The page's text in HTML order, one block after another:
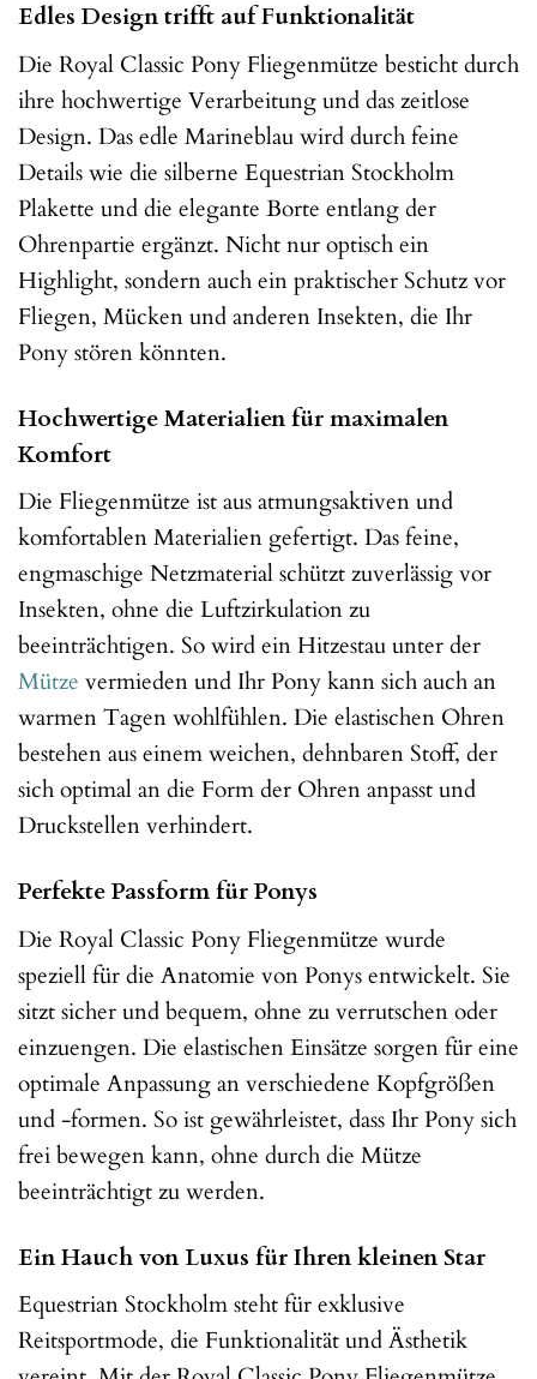
Edles Design trifft auf Funktionalität
Die Royal Classic Pony Fliegenmütze besticht durch
ihre hochwertige Verarbeitung und das zeitlose
Design. Das edle Marineblau wird durch feine
Details wie die silberne Equestrian Stockholm
Plakette und die elegante Borte entlang der
Ohrenpartie ergänzt. Nicht nur optisch ein
Highlight, sondern auch ein praktischer Schutz vor
Fliegen, Mücken und anderen Insekten, die Ihr
Pony stören könnten.
Hochwertige Materialien für maximalen
Komfort
Die Fliegenmütze ist aus atmungsaktiven und
komfortablen Materialien gefertigt. Das feine,
engmaschige Netzmaterial schützt zuverlässig vor
Insekten, ohne die Luftzirkulation zu
beeinträchtigen. So wird ein Hitzestau unter der
Mütze vermieden und Ihr Pony kann sich auch an
warmen Tagen wohlfühlen. Die elastischen Ohren
bestehen aus einem weichen, dehnbaren Stoff, der
sich optimal an die Form der Ohren anpasst und
Druckstellen verhindert.
Perfekte Passform für Ponys
Die Royal Classic Pony Fliegenmütze wurde
speziell für die Anatomie von Ponys entwickelt. Sie
sitzt sicher und bequem, ohne zu verrutschen oder
einzuengen. Die elastischen Einsätze sorgen für eine
optimale Anpassung an verschiedene Kopfgrößen
und -formen. So ist gewährleistet, dass Ihr Pony sich
frei bewegen kann, ohne durch die Mütze
beeinträchtigt zu werden.
Ein Hauch von Luxus für Ihren kleinen Star
Equestrian Stockholm steht für exklusive
Reitsportmode, die Funktionalität und Ästhetik